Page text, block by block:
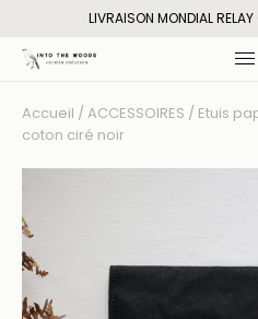
LIVRAISON MONDIAL
Recherche
pour
:
Accueil / ACCESSOIRES / Etuis
coton ciré noir